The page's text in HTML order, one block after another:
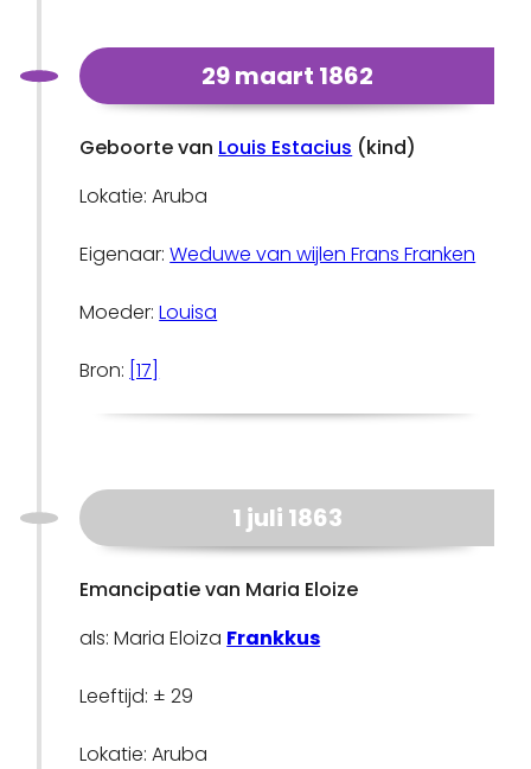
29 maart 1862
Geboorte van Louis Estacius (kind)
Lokatie: Aruba
Eigenaar:Weduwe van wijlen Frans Franken
Moeder:Louisa
Bron: [17]
1 juli 1863
Emancipatie van Maria Eloize
als: Maria Eloiza Frankkus
Leeftijd: ± 29
Lokatie: Aruba